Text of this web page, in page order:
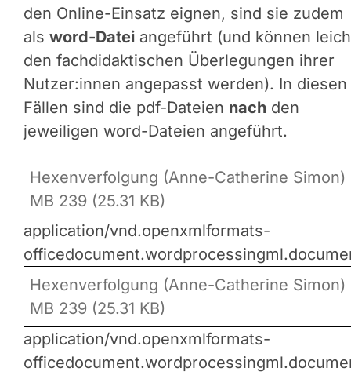
den Online-Einsatz eignen, sind sie zudem
als word-Datei angeführt (und können
den fachdidaktischen Überlegungen ihrer
Nutzer:innen angepasst werden). In diesen
Fällen sind die pdf-Dateien nach den
jeweiligen word-Dateien angeführt.
Hexenverfolgung (Anne-Catherine Simon)
MB 239 (25.31 KB)
application/vnd.openxmlformats-
Hexenverfolgung (Anne-Catherine Simon)
MB 239 (25.31 KB)
application/vnd.openxmlformats-